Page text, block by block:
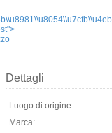
Dettagli
Luogo di origine:
Marca: